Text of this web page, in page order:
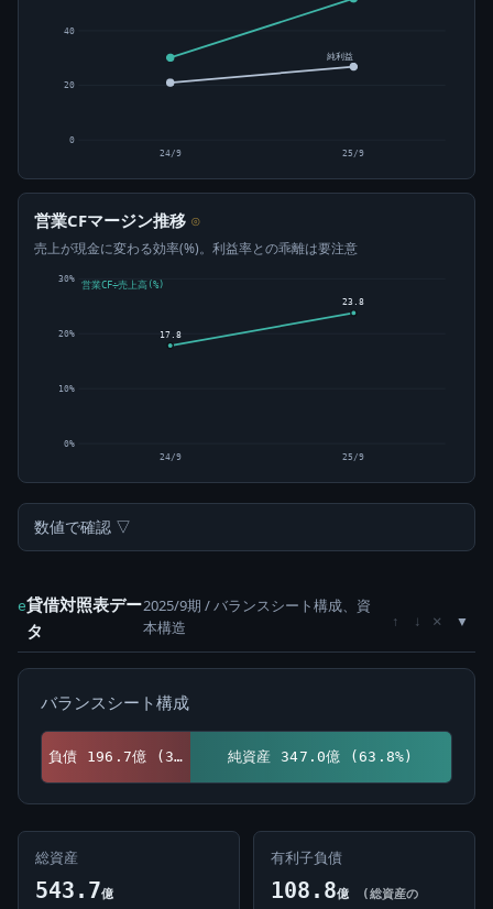
0
20
40
純利益
24/9 25/9
営業CFマージン推移 ⊙
売上が現金に変わる効率(%)。利益率との乖離は要注意
0%
10%
20%
30%
17.8
24/9
23.8
25/9
営業CF÷売上高(%)
数値で確認 ▽
e貸借対照表デー
タ
2025/9期 / バランスシート構成、資
本構造
↑ ↓ ×
バランスシート構成
負債 196.7億 (36.2%) 純資産 347.0億 (63.8%)
総資産
543.7億
有利子負債
108.8億 (総資産の